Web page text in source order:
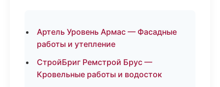
Артель Уровень Армас — Фасадные
работы и утепление
СтройБриг Ремстрой Брус —
Кровельные работы и водосток